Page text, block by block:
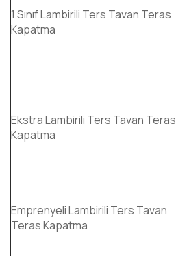
1.Sınıf Lambirili Ters Tavan Teras
Kapatma
Ekstra Lambirili Ters Tavan Teras
Kapatma
Emprenyeli Lambirili Ters Tavan
Teras Kapatma